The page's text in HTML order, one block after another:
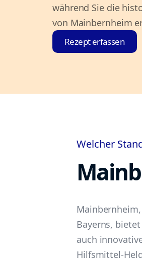
während Sie die
von Mainbernheim
Rezept erfassen
Welcher
Bayerns,
auch
Hilfsmittel-